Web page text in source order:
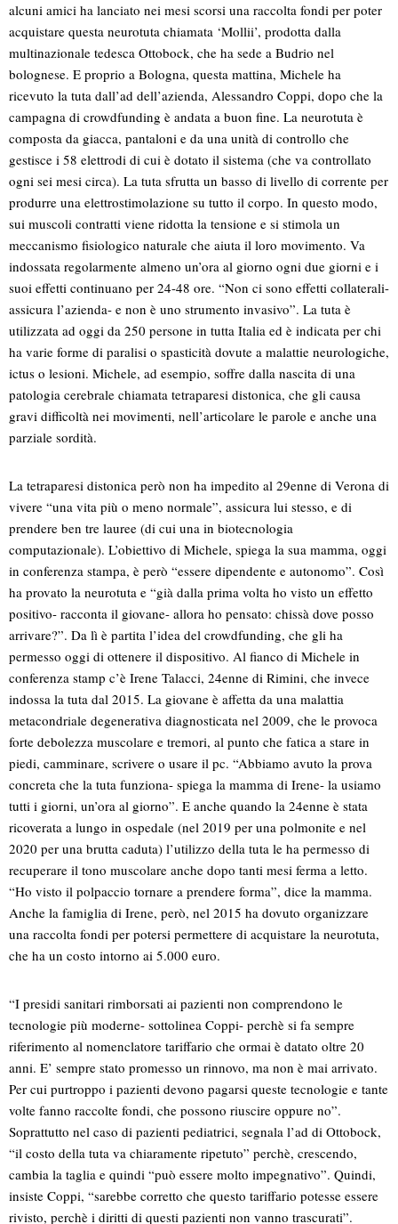
alcuni amici ha lanciato nei mesi scorsi una raccolta fondi per poter
acquistare questa neurotuta chiamata ‘Mollii’, prodotta dalla
multinazionale tedesca Ottobock, che ha sede a Budrio nel
bolognese. E proprio a Bologna, questa mattina, Michele ha
ricevuto la tuta dall’ad dell’azienda, Alessandro Coppi, dopo che la
campagna di crowdfunding è andata a buon fine. La neurotuta è
composta da giacca, pantaloni e da una unità di controllo che
gestisce i 58 elettrodi di cui è dotato il sistema (che va controllato
ogni sei mesi circa). La tuta sfrutta un basso di livello di corrente per
produrre una elettrostimolazione su tutto il corpo. In questo modo,
sui muscoli contratti viene ridotta la tensione e si stimola un
meccanismo fisiologico naturale che aiuta il loro movimento. Va
indossata regolarmente almeno un’ora al giorno ogni due giorni e i
suoi effetti continuano per 24-48 ore. “Non ci sono effetti collaterali-
assicura l’azienda- e non è uno strumento invasivo”. La tuta è
utilizzata ad oggi da 250 persone in tutta Italia ed è indicata per chi
ha varie forme di paralisi o spasticità dovute a malattie neurologiche,
ictus o lesioni. Michele, ad esempio, soffre dalla nascita di una
patologia cerebrale chiamata tetraparesi distonica, che gli causa
gravi difficoltà nei movimenti, nell’articolare le parole e anche una
parziale sordità.
La tetraparesi distonica però non ha impedito al 29enne di Verona di
vivere “una vita più o meno normale”, assicura lui stesso, e di
prendere ben tre lauree (di cui una in biotecnologia
computazionale). L’obiettivo di Michele, spiega la sua mamma, oggi
in conferenza stampa, è però “essere dipendente e autonomo”. Così
ha provato la neurotuta e “già dalla prima volta ho visto un effetto
positivo- racconta il giovane- allora ho pensato: chissà dove posso
arrivare?”. Da lì è partita l’idea del crowdfunding, che gli ha
permesso oggi di ottenere il dispositivo. Al fianco di Michele in
conferenza stamp c’è Irene Talacci, 24enne di Rimini, che invece
indossa la tuta dal 2015. La giovane è affetta da una malattia
metacondriale degenerativa diagnosticata nel 2009, che le provoca
forte debolezza muscolare e tremori, al punto che fatica a stare in
piedi, camminare, scrivere o usare il pc. “Abbiamo avuto la prova
concreta che la tuta funziona- spiega la mamma di Irene- la usiamo
tutti i giorni, un’ora al giorno”. E anche quando la 24enne è stata
ricoverata a lungo in ospedale (nel 2019 per una polmonite e nel
2020 per una brutta caduta) l’utilizzo della tuta le ha permesso di
recuperare il tono muscolare anche dopo tanti mesi ferma a letto.
“Ho visto il polpaccio tornare a prendere forma”, dice la mamma.
Anche la famiglia di Irene, però, nel 2015 ha dovuto organizzare
una raccolta fondi per potersi permettere di acquistare la neurotuta,
che ha un costo intorno ai 5.000 euro.
“I presidi sanitari rimborsati ai pazienti non comprendono le
tecnologie più moderne- sottolinea Coppi- perchè si fa sempre
riferimento al nomenclatore tariffario che ormai è datato oltre 20
anni. E’ sempre stato promesso un rinnovo, ma non è mai arrivato.
Per cui purtroppo i pazienti devono pagarsi queste tecnologie e tante
volte fanno raccolte fondi, che possono riuscire oppure no”.
Soprattutto nel caso di pazienti pediatrici, segnala l’ad di Ottobock,
“il costo della tuta va chiaramente ripetuto” perchè, crescendo,
cambia la taglia e quindi “può essere molto impegnativo”. Quindi,
insiste Coppi, “sarebbe corretto che questo tariffario potesse essere
rivisto, perchè i diritti di questi pazienti non vanno trascurati”.